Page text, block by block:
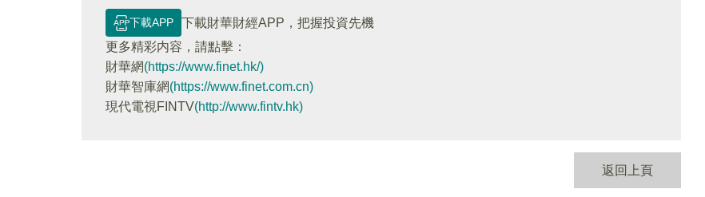
下載APP
下載財華財經APP，把握投資先機
更多精彩内容，請點擊：
財華網(https://www.finet.hk/)
財華智庫網(https://www.finet.com.cn)
現代電視FINTV(http://www.fintv.hk)
返回上頁